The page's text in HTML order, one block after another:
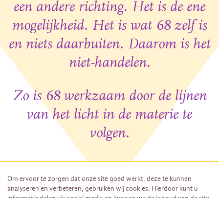
een andere richting. Het is de ene
mogelijkheid. Het is wat 68 zelf is
en niets daarbuiten. Daarom is het
niet-handelen.
Zo is 68 werkzaam door de lijnen
van het licht in de materie te
volgen.
Uit: Nog vele jaren, de symboliek van elk levensjaar, Hans Korteweg
Om ervoor te zorgen dat onze site goed werkt, deze te kunnen
analyseren en verbeteren, gebruiken wij cookies. Hierdoor kunt u